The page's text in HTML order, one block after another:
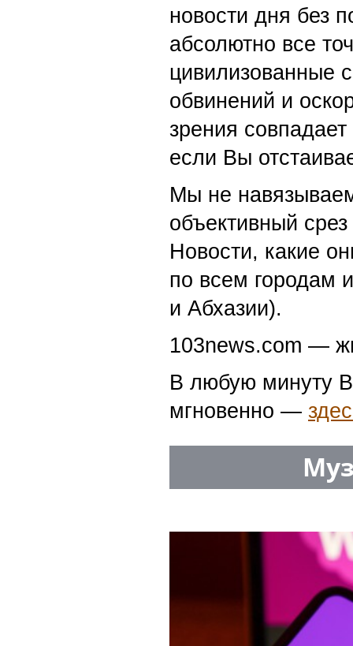
новости дня без
абсолютно все
цивилизованные
обвинений и
зрения
если Вы
Мы не
объективный
Новости, какие
по всем городам
и Абхазии).
103news.com —
В любую минуту
мгновенно —